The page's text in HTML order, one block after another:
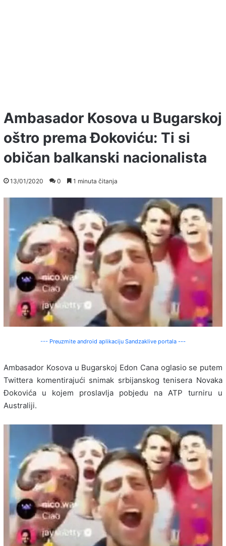
Ambasador Kosova u Bugarskoj
oštro prema Đokoviću: Ti si
običan balkanski nacionalista
13/01/2020 0 1 minuta čitanja
--- Preuzmite android aplikaciju Sandzaklive portala ---
Ambasador Kosova u Bugarskoj Edon Cana oglasio se putem
Twittera komentirajući snimak srbijanskog tenisera Novaka
Đokovića u kojem proslavlja pobjedu na ATP turniru u
Australiji.